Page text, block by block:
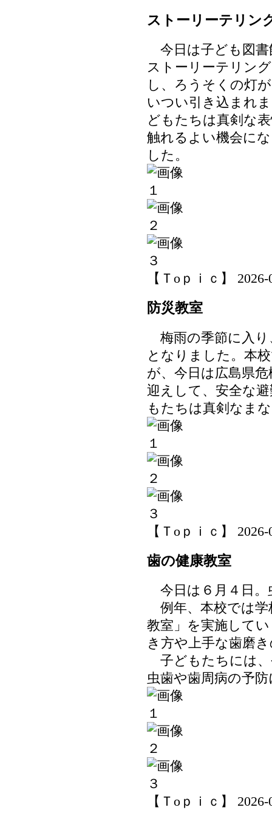
ストーリーテリン
今日は子ども図書
ストーリーテリン
し、ろうそくの灯
いつい引き込まれ
どもたちは真剣な
触れるよい機会に
した。
【Ｔoｐｉｃ】
防災教室
梅雨の季節に入り
となりました。本
が、今日は広島県
迎えして、安全な
もたちは真剣なま
【Ｔoｐｉｃ】
歯の健康教室
今日は６月４日。
例年、本校では学
教室」を実施して
き方や上手な歯磨
子どもたちには、
虫歯や歯周病の予
【Ｔoｐｉｃ】